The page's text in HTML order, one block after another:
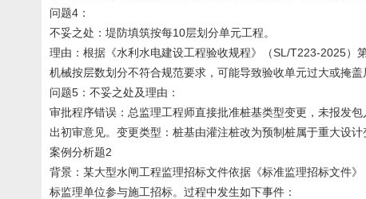
问题4：
不妥之处：堤防填筑按每10层划分单元工程。
理由：根据《水利水电建设工程验收规程》（SL/T223-2025）
机械按层数划分不符合规范要求，可能导致验收单元过大或掩盖
问题5：不妥之处及理由：
审批程序错误：总监理工程师直接批准桩基类型变更，未报发
出初审意见。变更类型：桩基由灌注桩改为预制桩属于重大设
案例分析题2
背景：某大型水闸工程监理招标文件依据《标准监理招标文件
标监理单位参与施工招标。过程中发生如下事件：